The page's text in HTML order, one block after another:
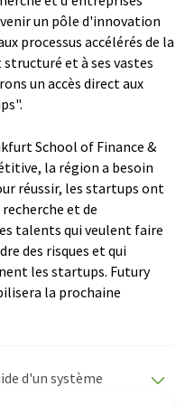
un pôle d'innovation
processus accélérés de la
et à ses vastes
un accès direct aux
School of Finance &
la région a besoin
réussir, les startups ont
et de
talents qui veulent faire
des risques et qui
les startups. Futury
la prochaine
d'un système